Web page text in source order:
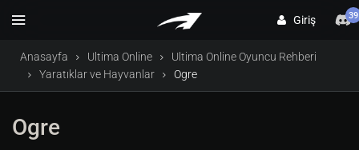
Giriş 39
Anasayfa Ultima Online
Ultima Online Oyuncu Rehberi
Yaratıklar ve Hayvanlar
Ogre
Ogre